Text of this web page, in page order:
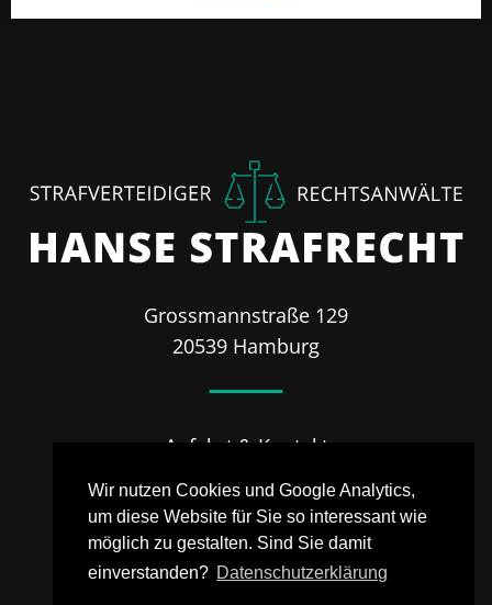
Wir nutzen Cookies und Google Analytics,
um diese Website für Sie so interessant wie
möglich zu gestalten. Sind Sie damit
einverstanden? Datenschutzerklärung
Grossmannstraße 129
20539 Hamburg
Anfahrt & Kontakt
Datenschutz